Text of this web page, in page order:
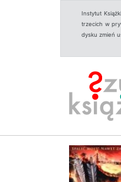
Instytut
trzecich w
dysku zmień